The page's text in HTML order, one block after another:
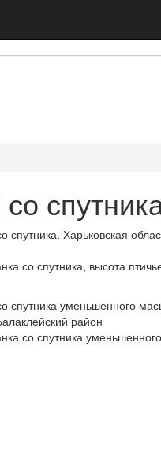
со спутника, высота
со спутника уменьшенного